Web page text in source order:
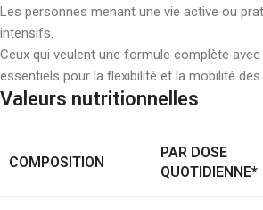
Les personnes menant une vie active ou
intensifs.
Ceux qui veulent une formule complète
essentiels pour la flexibilité et la mobilité
Valeurs nutritionnelles
COMPOSITION
PAR DOSE
QUOTIDIENNE*